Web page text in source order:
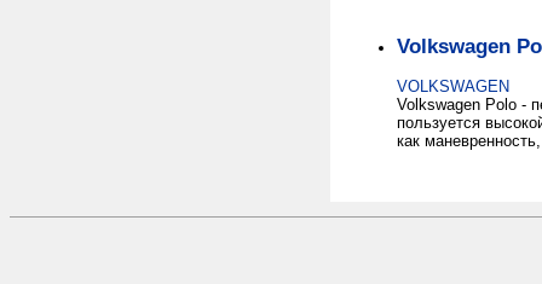
Volkswagen
VOLKSWAGEN
Volkswagen Polo -
пользуется
как